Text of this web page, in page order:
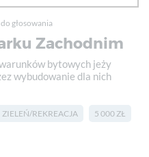
głosowania
Zachodnim
bytowych jeży
wybudowanie dla nich
ZIELEŃ/REKREACJA 5 000 ZŁ